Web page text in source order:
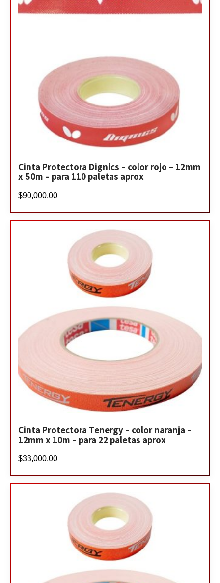
Cinta Protectora Dignics – color rojo – 12mm
x 50m – para 110 paletas aprox
$90,000.00
Cinta Protectora Tenergy – color naranja –
12mm x 10m – para 22 paletas aprox
$33,000.00